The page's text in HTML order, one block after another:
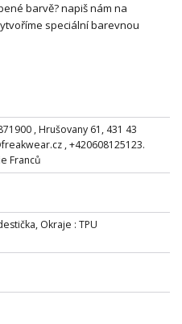
barvě? napiš nám na
speciální barevnou
, Hrušovany 61, 431 43
, +420608125123.
Franců
Okraje : TPU